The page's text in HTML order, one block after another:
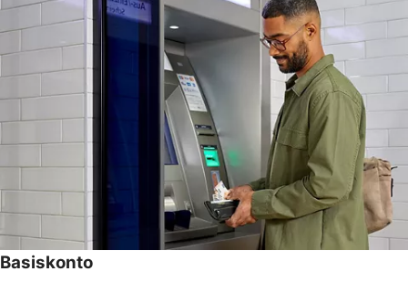
Basiskonto